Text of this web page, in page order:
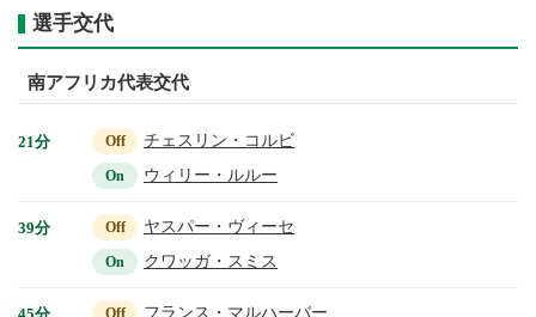
選手交代
南アフリカ代表交代
21分 Off チェスリン・コルビ
On ウィリー・ルルー
39分 Off ヤスパー・ヴィーセ
On クワッガ・スミス
45分 Off フランス・マルハーバー